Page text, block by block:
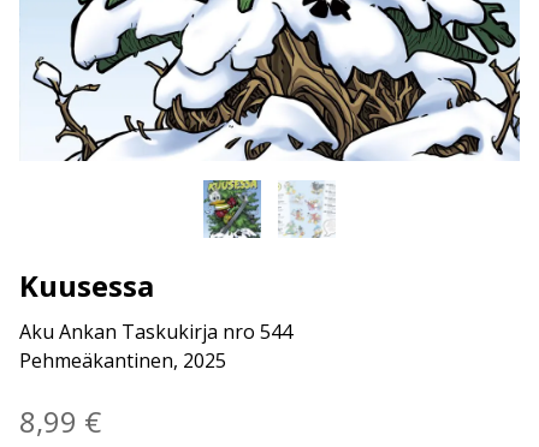
Kuusessa
Aku Ankan Taskukirja nro 544
Pehmeäkantinen, 2025
8,99 €